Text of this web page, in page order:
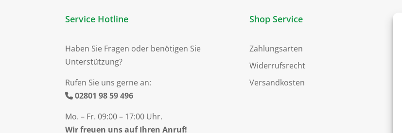
Service Hotline
Haben Sie Fragen oder benötigen Sie
Unterstützung?
Rufen Sie uns gerne an:
02801 98 59 496
Mo. – Fr. 09:00 – 17:00 Uhr.
Wir freuen uns auf Ihren Anruf!
Shop Service
Zahlungsarten
Widerrufsrecht
Versandkosten